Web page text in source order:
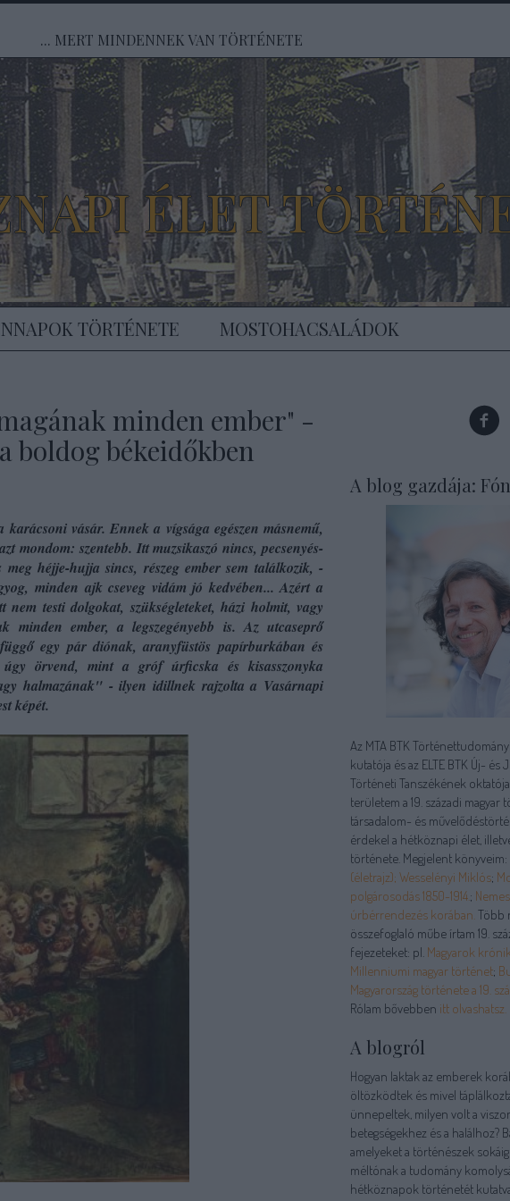
... MERT MINDENNEK VAN TÖRTÉNETE
ÉLET
TÖRTÉNETE MOSTOHACSALÁDOK
minden ember" -
boldog békeidőkben
vásár. Ennek a vígsága egészen másnemű,
mondom: szentebb. Itt muzsikaszó nincs, pecsenyés-
héjje-hujja sincs, részeg ember sem találkozik, -
minden ajk cseveg vidám jó kedvében... Azért a
testi dolgokat, szükségleteket, házi holmit, vagy
minden ember, a legszegényebb is. Az utcaseprő
egy pár diónak, aranyfüstös papírburkában és
örvend, mint a gróf úrficska és kisasszonyka
halmazának" - ilyen idillnek rajzolta a Vasárnapi
képét.
A blog gazdája:
Az MTA BTK
kutatója és az ELTE BTK Új- és
Történeti Tanszékének
területem a 19. századi magyar
társadalom- és
érdekel a hétköznapi élet,
története. Megjelent könyveim:
(életrajz); Wesselényi Miklós;
polgárosodás 1850-1914.;
úrbérrendezés korában.Több
összefoglaló műbe írtam 19.
fejezeteket: pl. Magyarok
Millenniumi magyar történet;
Magyarország története a 19.
Rólam bővebben itt olvashatsz.
A blogról
Hogyan laktak az emberek
öltözködtek és mivel
ünnepeltek, milyen volt a
betegségekhez és a halálhoz?
amelyeket a történészek
méltónak a tudomány
hétköznapok történetét